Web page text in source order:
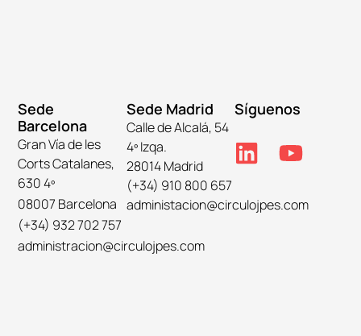
Sede
Barcelona
Gran Vía de les
Corts Catalanes,
630 4º
08007 Barcelona
(+34) 932 702 757
administracion@circulojpes.com
Sede Madrid
Calle de Alcalá, 54
4º Izqa.
28014 Madrid
(+34) 910 800 657
administacion@circulojpes.com
Síguenos